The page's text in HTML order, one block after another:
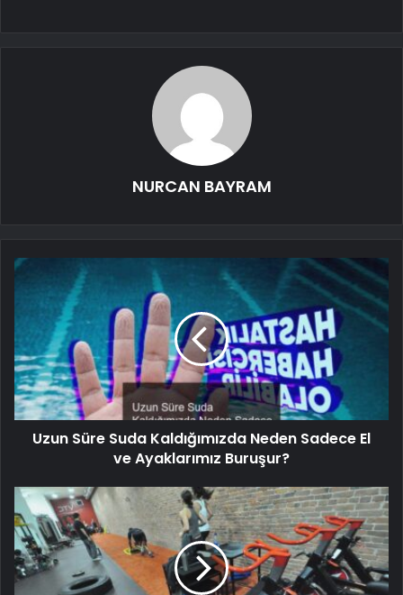
NURCAN BAYRAM
Uzun Süre Suda Kaldığımızda Neden Sadece El
ve Ayaklarımız Buruşur?